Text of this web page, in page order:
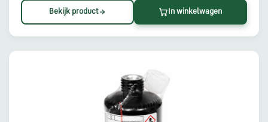
Bekijk product In winkelwagen